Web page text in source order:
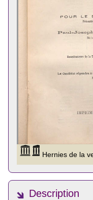
Description